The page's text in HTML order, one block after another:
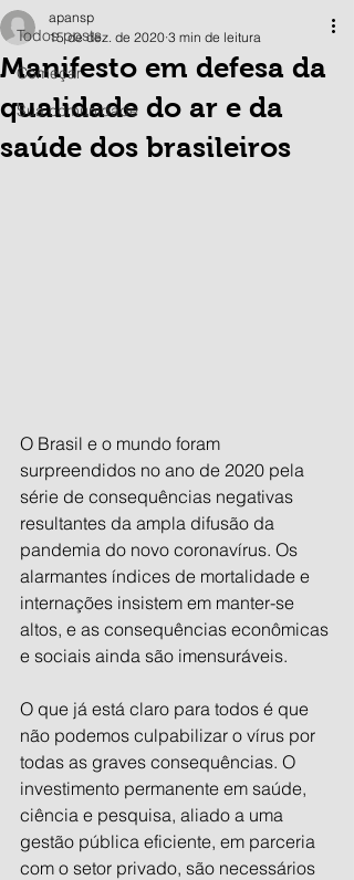
Todos posts
Começar
Sua comunidade
Manifesto em defesa da
qualidade do ar e da
saúde dos brasileiros
apansp
15 de dez. de 2020 3 min de leitura
O Brasil e o mundo foram
surpreendidos no ano de 2020 pela
série de consequências negativas
resultantes da ampla difusão da
pandemia do novo coronavírus. Os
alarmantes índices de mortalidade e
internações insistem em manter-se
altos, e as consequências econômicas
e sociais ainda são imensuráveis.
O que já está claro para todos é que
não podemos culpabilizar o vírus por
todas as graves consequências. O
investimento permanente em saúde,
ciência e pesquisa, aliado a uma
gestão pública eficiente, em parceria
com o setor privado, são necessários